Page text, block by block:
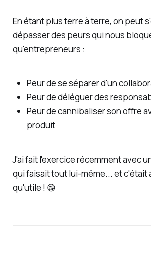
En étant plus terre à terre, on peut
dépasser des peurs qui nous
qu'entrepreneurs :
Peur de se séparer d'un
Peur de déléguer des
Peur de cannibaliser son offre
produit
J'ai fait l'exercice récemment avec
qui faisait tout lui-même... et c'était
qu'utile ! 😁